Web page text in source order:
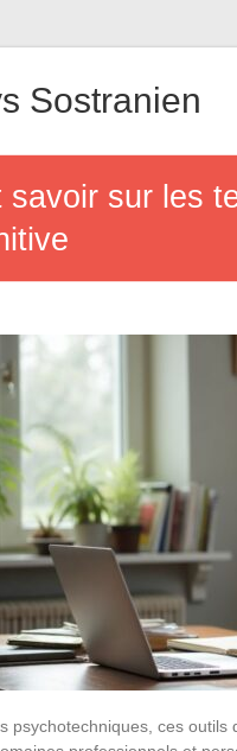
Sostranien
savoir sur les
psychotechniques, ces outils